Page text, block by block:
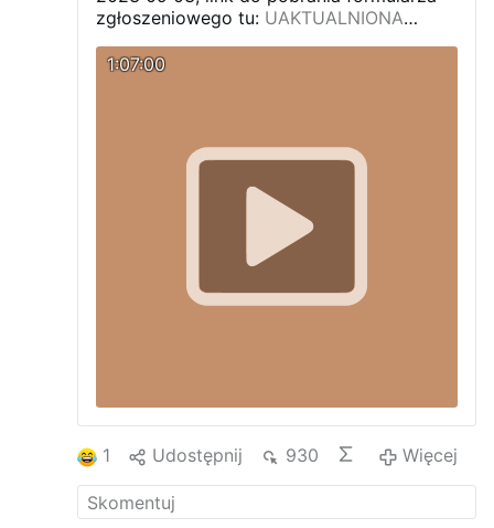
zgłoszeniowego tu: UAKTUALNIONA
Indywidualnych w wyborach 2023 rok
1:07:00
1 Udostępnij 930 Więcej